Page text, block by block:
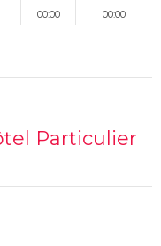
00:00 00:00
Particulier